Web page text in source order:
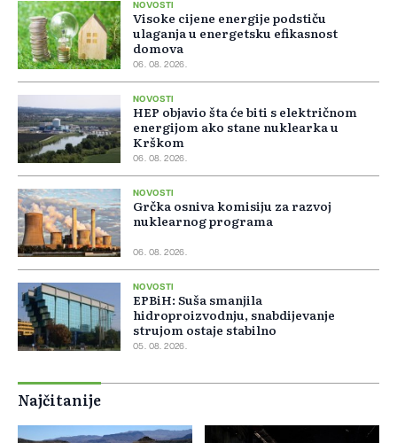
NOVOSTI
Visoke cijene energije podstiču
ulaganja u energetsku efikasnost
domova
06. 08. 2026.
NOVOSTI
HEP objavio šta će biti s električnom
energijom ako stane nuklearka u
Krškom
06. 08. 2026.
NOVOSTI
Grčka osniva komisiju za razvoj
nuklearnog programa
06. 08. 2026.
NOVOSTI
EPBiH: Suša smanjila
hidroproizvodnju, snabdijevanje
strujom ostaje stabilno
05. 08. 2026.
Najčitanije